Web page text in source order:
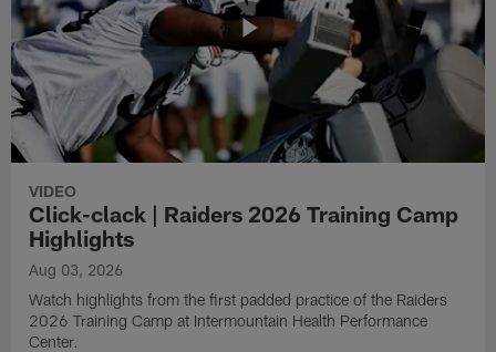
VIDEO
Click-clack | Raiders 2026 Training Camp
Highlights
Aug 03, 2026
Watch highlights from the first padded practice of the Raiders
2026 Training Camp at Intermountain Health Performance
Center.